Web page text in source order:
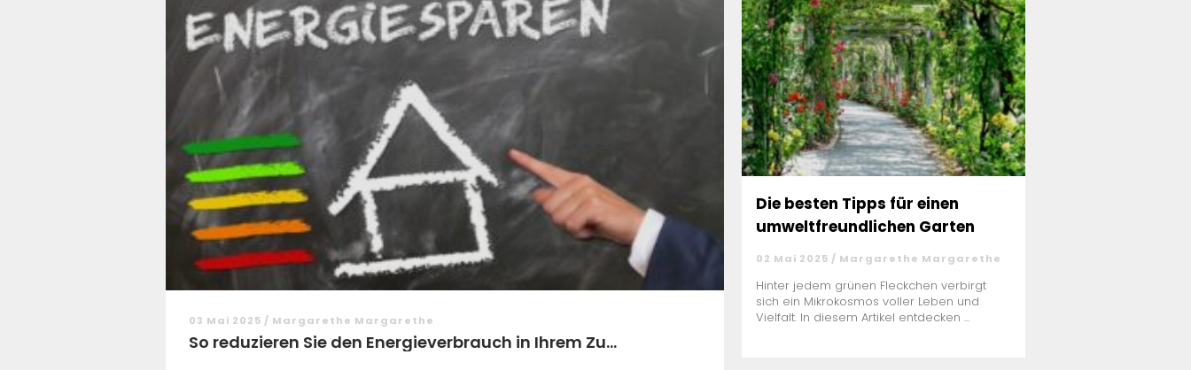
03 Mai 2025 / Margarethe Margarethe
So reduzieren Sie den Energieverbrauch in Ihrem Zu...
Die besten Tipps für einen
umweltfreundlichen Garten
02 Mai 2025 / Margarethe Margarethe
Hinter jedem grünen Fleckchen verbirgt
sich ein Mikrokosmos voller Leben und
Vielfalt. In diesem Artikel entdecken ...